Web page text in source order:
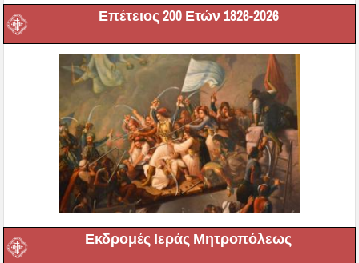
Επέτειος 200 Ετών 1826-2026
Εκδρομές Ιεράς Μητροπόλεως